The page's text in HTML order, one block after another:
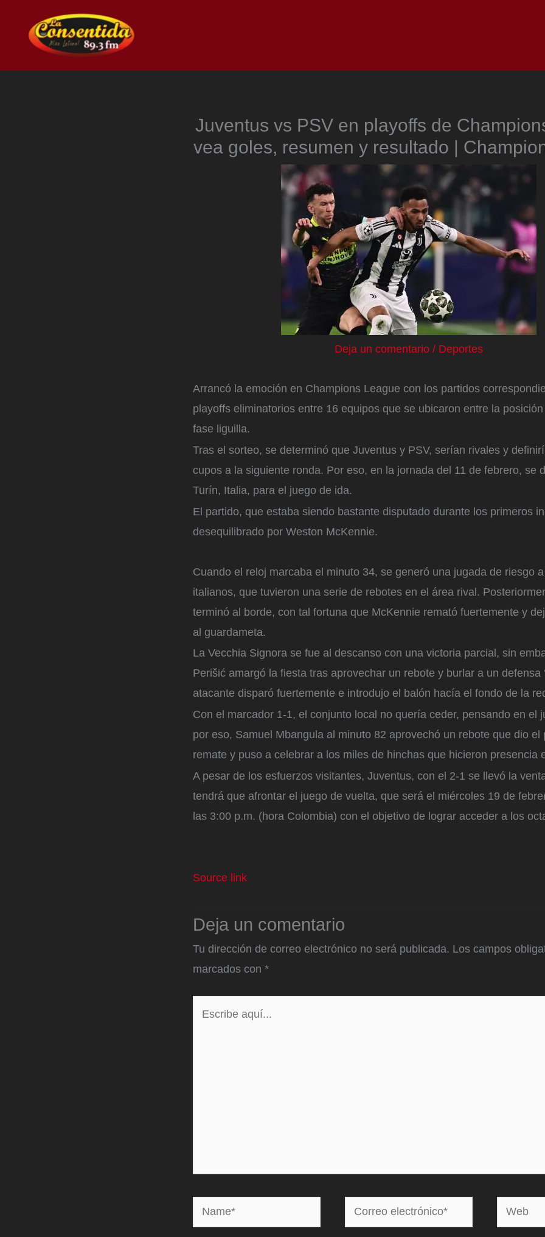
contenido
Juventus vs PSV en playoffs de
vea goles, resumen y resultado |
Deja un comentario / Deportes
Arrancó la emoción en Champions League con los partidos
playoffs eliminatorios entre 16 equipos que se ubicaron entre la
fase liguilla.
Tras el sorteo, se determinó que Juventus y PSV, serían rivales y
cupos a la siguiente ronda. Por eso, en la jornada del 11 de febrero, se
Turín, Italia, para el juego de ida.
El partido, que estaba siendo bastante disputado durante los primeros
desequilibrado por Weston McKennie.
Cuando el reloj marcaba el minuto 34, se generó una jugada de riesgo
italianos, que tuvieron una serie de rebotes en el área rival.
terminó al borde, con tal fortuna que McKennie remató fuertemente y
al guardameta.
La Vecchia Signora se fue al descanso con una victoria parcial, sin
Perišić amargó la fiesta tras aprovechar un rebote y burlar a un defensa
atacante disparó fuertemente e introdujo el balón hacía el fondo de la
Con el marcador 1-1, el conjunto local no quería ceder, pensando en el
por eso, Samuel Mbangula al minuto 82 aprovechó un rebote que dio el
remate y puso a celebrar a los miles de hinchas que hicieron presencia
A pesar de los esfuerzos visitantes, Juventus, con el 2-1 se llevó la
tendrá que afrontar el juego de vuelta, que será el miércoles 19 de
las 3:00 p.m. (hora Colombia) con el objetivo de lograr acceder a los
Source link
Deja un comentario
Tu dirección de correo electrónico no será publicada. Los campos
marcados con *
Name*
Correo
electrónico*
Web